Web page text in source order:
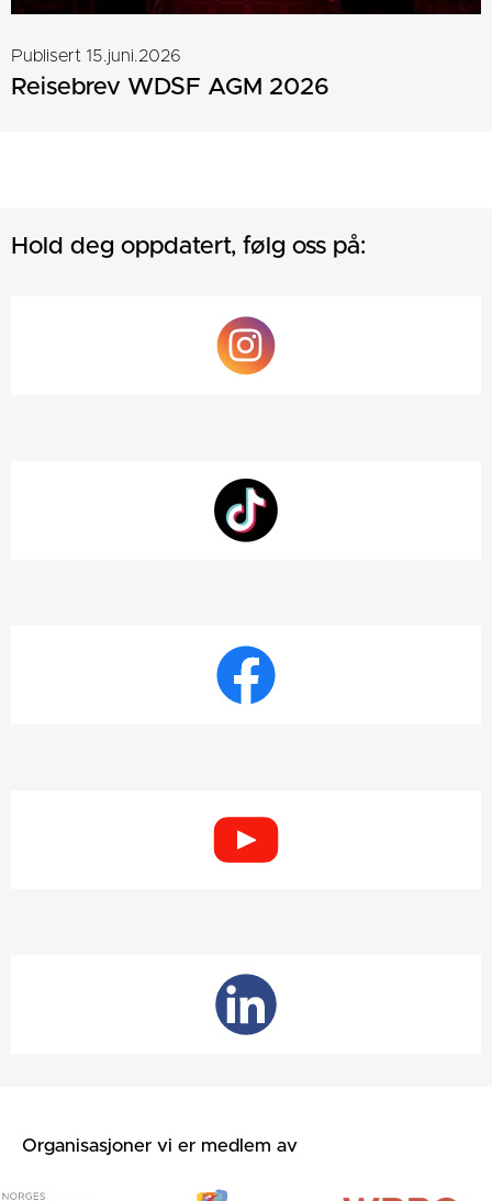
Publisert 15.juni.2026
Reisebrev WDSF AGM 2026
Hold deg oppdatert, følg oss på:
Organisasjoner vi er medlem av